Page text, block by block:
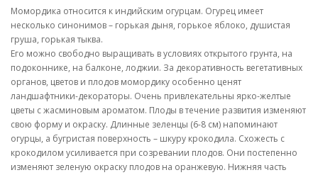
Момордика относится к индийским огурцам. Огурец имеет
несколько синонимов – горькая дыня, горькое яблоко, душистая
груша, горькая тыква.
Его можно свободно выращивать в условиях открытого грунта, на
подоконнике, на балконе, лоджии. За декоративность вегетативных
органов, цветов и плодов момордику особенно ценят
ландшафтники-декораторы. Очень привлекательны ярко-желтые
цветы с жасминовым ароматом. Плоды в течение развития изменяют
свою форму и окраску. Длинные зеленцы (6-8 см) напоминают
огурцы, а бугристая поверхность – шкуру крокодила. Схожесть с
крокодилом усиливается при созревании плодов. Они постепенно
изменяют зеленую окраску плодов на оранжевую. Нижняя часть